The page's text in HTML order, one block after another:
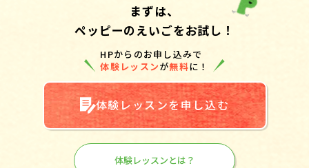
まずは、
ペッピーのえいごをお試し！
HPからのお申し込みで
体験レッスンが無料に！
体験レッスンを申し込む
体験レッスンとは？